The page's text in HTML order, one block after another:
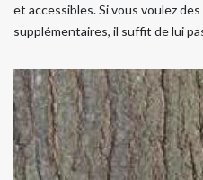
et accessibles. Si vous voulez
supplémentaires, il suffit de lui